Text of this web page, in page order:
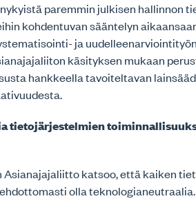
paremmin julkisen hallinnon
kohdentuvan sääntelyn
ja
käsityksen mukaan
hankkeella tavoiteltavan
tietojärjestelmien
Asianajajaliitto katsoo, että kaiken
olla teknologianeutraalia.